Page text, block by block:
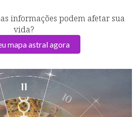
informações podem afetar sua
vida?
mapa astral agora